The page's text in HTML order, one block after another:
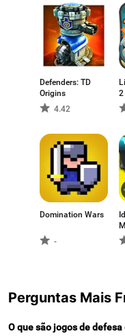
Defenders: TD
Origins
4.42
2
Domination Wars
-
Perguntas Mais
O que são jogos de